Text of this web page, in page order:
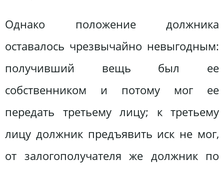
Однако положение должника
оставалось чрезвычайно невыгодным:
получивший вещь был ее
собственником и потому мог ее
передать третьему лицу; к третьему
лицу должник предъявить иск не мог,
от залогополучателя же должник по